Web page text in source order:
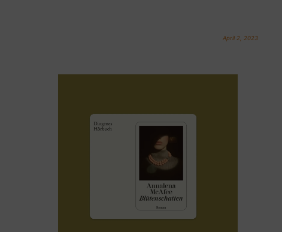
April 2, 2023